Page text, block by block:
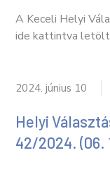
A Keceli Helyi
ide kattintva
2024. június 10
Helyi
42/2024. (06.